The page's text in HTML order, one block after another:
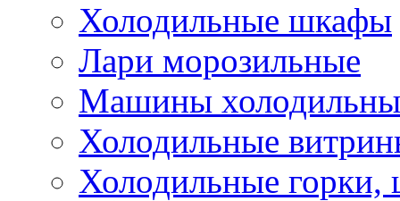
Холодильные шкафы
Лари морозильные
Машины
Холодильные
Холодильные